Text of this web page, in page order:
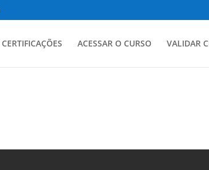
CERTIFICAÇÕES ACESSAR O CURSO VALIDAR